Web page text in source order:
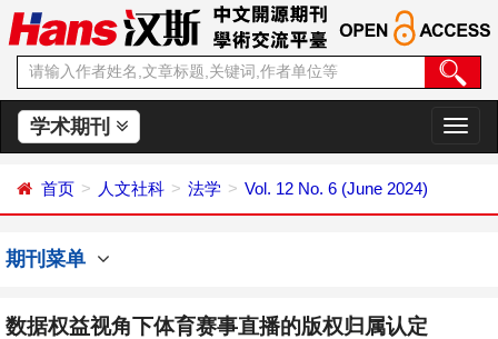
学术期刊
切
换
首页 人文社科 法学 Vol. 12 No. 6 (June 2024)
期刊菜单
数据权益视角下体育赛事直播的版权归属认定